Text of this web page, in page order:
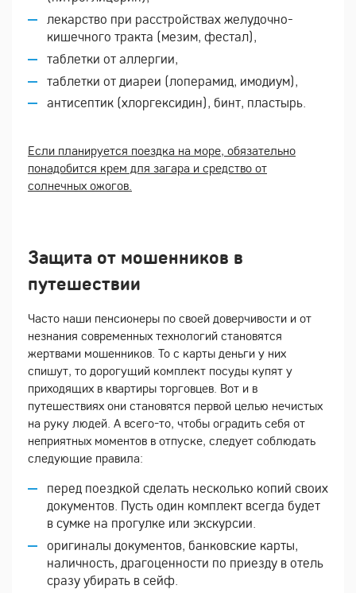
лекарство при расстройствах желудочно-
кишечного тракта (мезим, фестал),
таблетки от аллергии,
таблетки от диареи (лоперамид, имодиум),
антисептик (хлоргексидин), бинт, пластырь.
Если планируется поездка на море, обязательно
понадобится крем для загара и средство от
солнечных ожогов.
Защита от мошенников в
путешествии
Часто наши пенсионеры по своей доверчивости и от
незнания современных технологий становятся
жертвами мошенников. То с карты деньги у них
спишут, то дорогущий комплект посуды купят у
приходящих в квартиры торговцев. Вот и в
путешествиях они становятся первой целью нечистых
на руку людей. А всего-то, чтобы оградить себя от
неприятных моментов в отпуске, следует соблюдать
следующие правила:
перед поездкой сделать несколько копий своих
документов. Пусть один комплект всегда будет
в сумке на прогулке или экскурсии.
оригиналы документов, банковские карты,
наличность, драгоценности по приезду в отель
сразу убирать в сейф.